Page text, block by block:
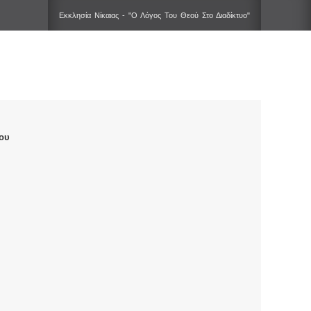
Εκκλησία Νίκαιας - "Ο Λόγος Του Θεού Στο Διαδίκτυο"